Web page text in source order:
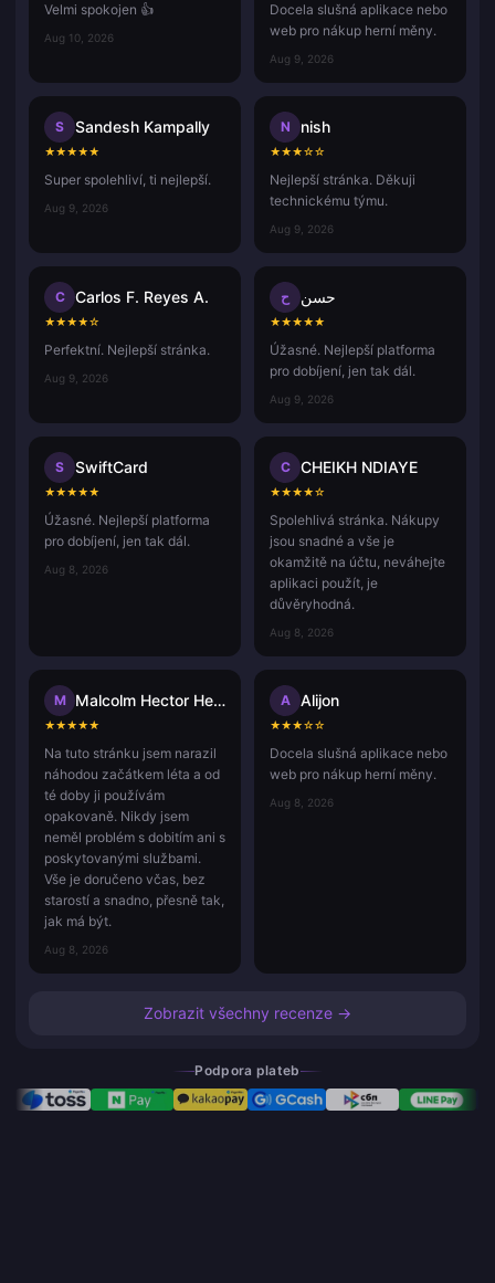
Velmi spokojen 👍
Aug 10, 2026
Docela slušná aplikace nebo
web pro nákup herní měny.
Aug 9, 2026
S Sandesh Kampally
★★★★★
Super spolehliví, ti nejlepší.
Aug 9, 2026
N nish
★★★☆☆
Nejlepší stránka. Děkuji
technickému týmu.
Aug 9, 2026
C Carlos F. Reyes A.
★★★★☆
Perfektní. Nejlepší stránka.
Aug 9, 2026
ح حسن
★★★★★
Úžasné. Nejlepší platforma
pro dobíjení, jen tak dál.
Aug 9, 2026
S SwiftCard
★★★★★
Úžasné. Nejlepší platforma
pro dobíjení, jen tak dál.
Aug 8, 2026
C CHEIKH NDIAYE
★★★★☆
Spolehlivá stránka. Nákupy
jsou snadné a vše je
okamžitě na účtu, neváhejte
aplikaci použít, je
důvěryhodná.
Aug 8, 2026
M Malcolm Hector Herce
★★★★★
Na tuto stránku jsem narazil
náhodou začátkem léta a od
té doby ji používám
opakovaně. Nikdy jsem
neměl problém s dobitím ani s
poskytovanými službami.
Vše je doručeno včas, bez
starostí a snadno, přesně tak,
jak má být.
Aug 8, 2026
A Alijon
★★★☆☆
Docela slušná aplikace nebo
web pro nákup herní měny.
Aug 8, 2026
Zobrazit všechny recenze →
Podpora plateb